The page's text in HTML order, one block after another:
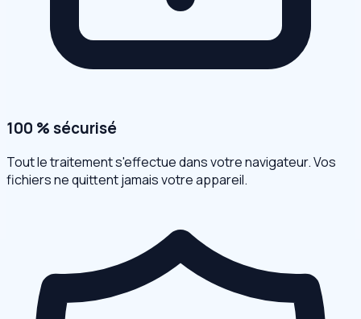
100 % sécurisé
Tout le traitement s'effectue dans votre navigateur. Vos
fichiers ne quittent jamais votre appareil.